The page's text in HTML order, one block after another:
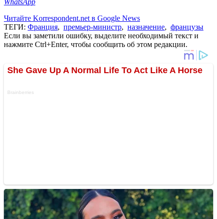
Читайте Korrespondent.net в Google News
ТЕГИ: Франция, премьер-министр, назначение, французы
Если вы заметили ошибку, выделите необходимый текст и
нажмите Ctrl+Enter, чтобы сообщить об этом редакции.